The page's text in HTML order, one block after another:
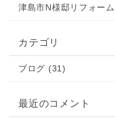
津島市N様邸リフォー
カテゴリ
ブログ (31)
最近のコメント